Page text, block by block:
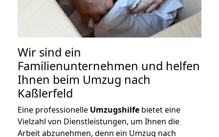
Wir sind ein
Familienunternehmen und helfen
Ihnen beim Umzug nach
Kaßlerfeld
Eine professionelle Umzugshilfe bietet eine
Vielzahl von Dienstleistungen, um Ihnen die
Arbeit abzunehmen, denn ein Umzug nach